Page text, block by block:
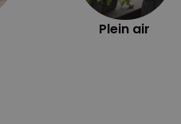
Plein air